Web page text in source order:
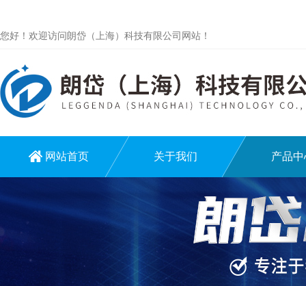
您好！欢迎访问朗岱（上海）科技有限公司网站！
网站首页 关于我们 产品中